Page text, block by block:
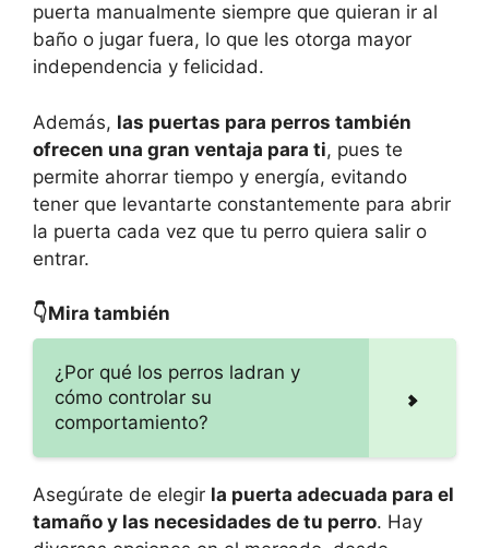
puerta manualmente siempre que quieran ir al
baño o jugar fuera, lo que les otorga mayor
independencia y felicidad.
Además, las puertas para perros también
ofrecen una gran ventaja para ti, pues te
permite ahorrar tiempo y energía, evitando
tener que levantarte constantemente para abrir
la puerta cada vez que tu perro quiera salir o
entrar.
👇Mira también
¿Por qué los perros ladran y
cómo controlar su
comportamiento?
Asegúrate de elegir la puerta adecuada para el
tamaño y las necesidades de tu perro. Hay